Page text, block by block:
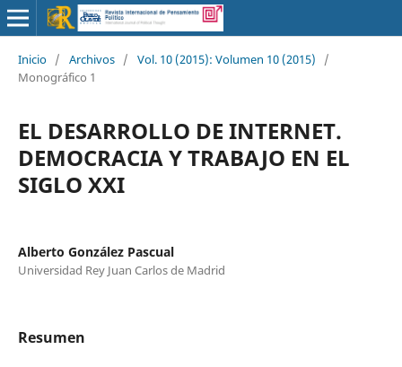
Inicio / Archivos / Vol. 10 (2015): Volumen 10 (2015)
/
Monográfico 1
EL DESARROLLO DE INTERNET.
DEMOCRACIA Y TRABAJO EN EL
SIGLO XXI
Alberto González Pascual
Universidad Rey Juan Carlos de Madrid
Resumen